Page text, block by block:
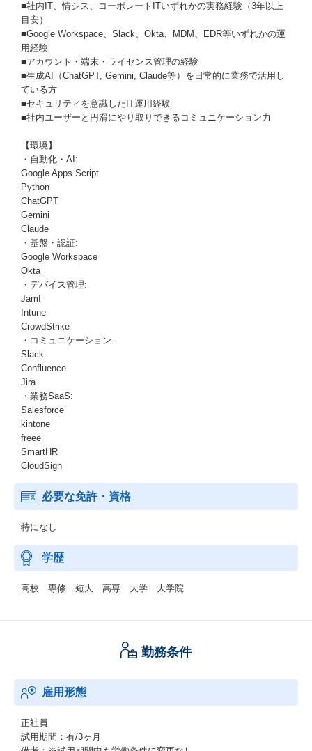
■社内IT、情シス、コーポレートITいずれかの実務経験（3年以上
目安）
■Google Workspace、Slack、Okta、MDM、EDR等いずれかの運
用経験
■アカウント・端末・ライセンス管理の経験
■生成AI（ChatGPT, Gemini, Claude等）を日常的に業務で活用し
ている方
■セキュリティを意識したIT運用経験
■社内ユーザーと円滑にやり取りできるコミュニケーション力
【環境】
・自動化・AI:
Google Apps Script
Python
ChatGPT
Gemini
Claude
・基盤・認証:
Google Workspace
Okta
・デバイス管理:
Jamf
Intune
CrowdStrike
・コミュニケーション:
Slack
Confluence
Jira
・業務SaaS:
Salesforce
kintone
freee
SmartHR
CloudSign
必要な免許・資格
特になし
学歴
高校 専修 短大 高専 大学 大学院
勤務条件
雇用形態
正社員
試用期間：有/3ヶ月